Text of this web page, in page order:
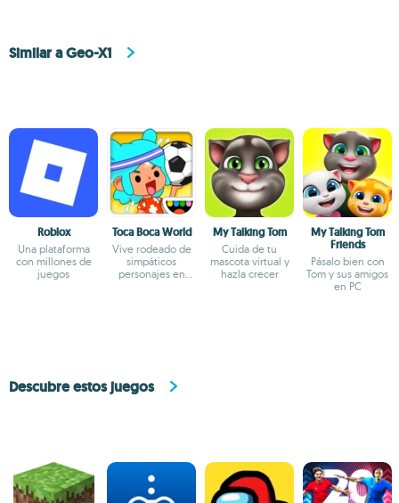
Similar a Geo-X1
Roblox
Una plataforma
con millones de
juegos
Toca Boca World
Vive rodeado de
simpáticos
personajes en
My Talking Tom
Cuida de tu
mascota virtual y
hazla crecer
My Talking Tom
Friends
Pásalo bien con
Tom y sus amigos
en PC
Descubre estos juegos